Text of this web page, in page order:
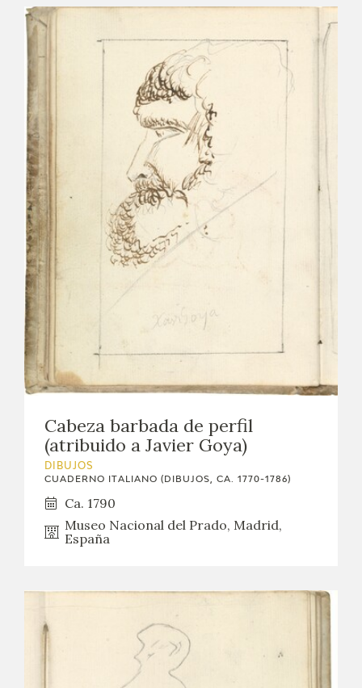
Cabeza barbada de perfil
(atribuido a Javier Goya)
DIBUJOS
CUADERNO ITALIANO (DIBUJOS, CA. 1770-1786)
Ca. 1790
Museo Nacional del Prado, Madrid,
España